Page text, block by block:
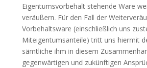
Eigentumsvorbehalt stehende Ware
veräußern. Für den Fall der
Vorbehaltsware (einschließlich uns
Miteigentumsanteile) tritt uns hiermit
sämtliche ihm in diesem
gegenwärtigen und zukünftigen